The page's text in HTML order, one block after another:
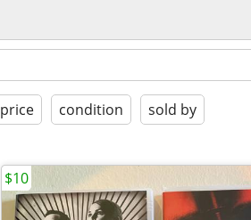
price condition sold by
$10